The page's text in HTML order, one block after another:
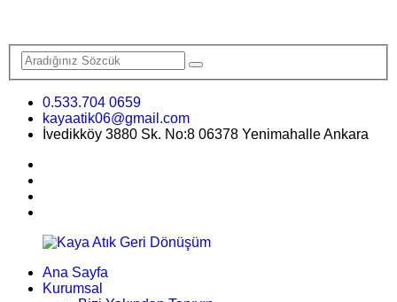
0.533.704 0659
kayaatik06@gmail.com
İvedikköy 3880 Sk. No:8 06378 Yenimahalle Ankara
Ana Sayfa
Kurumsal